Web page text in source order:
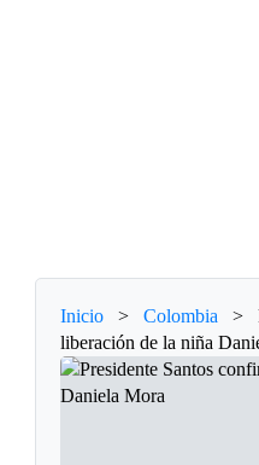
Inicio > Colombia >
liberación de la niña